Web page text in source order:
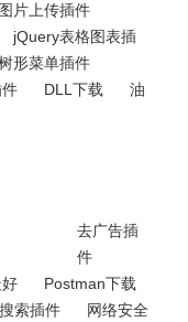
片上传插件
jQuery表格图表插
形菜单插件
DLL下载
油
去广告插
件
Postman下载
索插件
网络安全